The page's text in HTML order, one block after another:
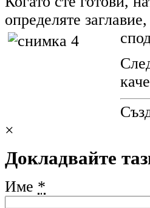
определяте
×
Докладвайте
Име *